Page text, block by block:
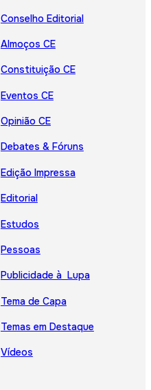
Conselho Editorial
Almoços CE
Constituição CE
Eventos CE
Opinião CE
Debates & Fóruns
Edição Impressa
Editorial
Estudos
Pessoas
Publicidade à Lupa
Tema de Capa
Temas em Destaque
Vídeos